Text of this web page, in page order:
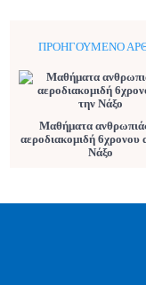
ΠΡΟΗΓΟΎΜΕΝΟ
Μαθήματα
αεροδιακομιδή 6χρονου
Νάξο